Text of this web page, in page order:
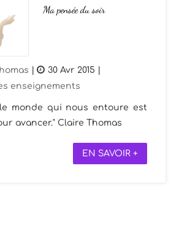
Ma pensée du soir
| 30 Avr 2015 |
enseignements
monde qui nous entoure est
avancer." Claire Thomas
EN SAVOIR +